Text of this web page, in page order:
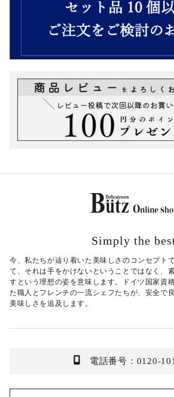
Simply the
今、私たちが辿り着いた美味しさのコンセプト
て、それは手をかけないということではなく、
すという理想の姿を意味します。ドイツ国家資
た職人とフレンチの一流シェフたちが、安全で
美味しさを追及します。
電話番号：0120-